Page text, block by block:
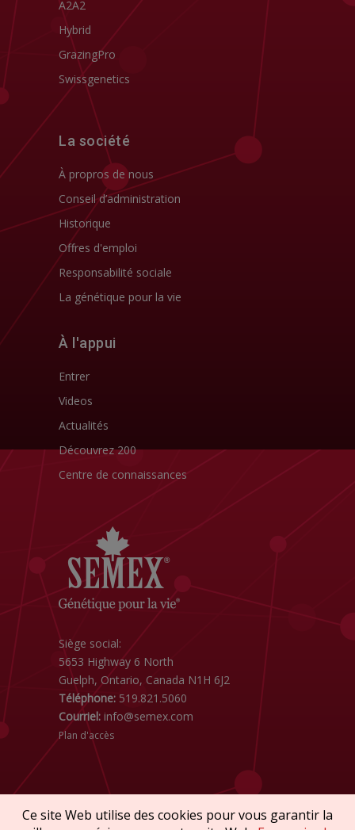
A2A2
Hybrid
GrazingPro
Swissgenetics
La société
À propros de nous
Conseil d’administration
Historique
Offres d'emploi
Responsabilité sociale
La génétique pour la vie
À l'appui
Entrer
Videos
Actualités
Découvrez 200
Centre de connaissances
Siège social:
5653 Highway 6 North
Guelph, Ontario, Canada N1H 6J2
Téléphone: 519.821.5060
Courriel: info@semex.com
Plan d'accès
Ce site Web utilise des cookies pour vous garantir la